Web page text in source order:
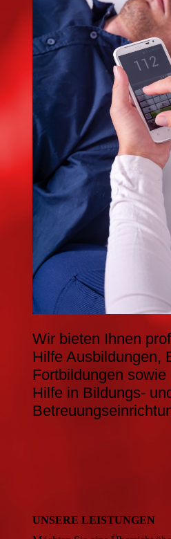
Wir bieten Ihnen
Hilfe Ausbildungen,
Fortbildungen
Hilfe in Bildungs-
UNSERE LEISTUNGEN